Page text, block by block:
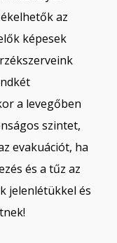
az
képesek
a levegőben
szintet,
evakuációt, ha
és a tűz az
jelenlétükkel és